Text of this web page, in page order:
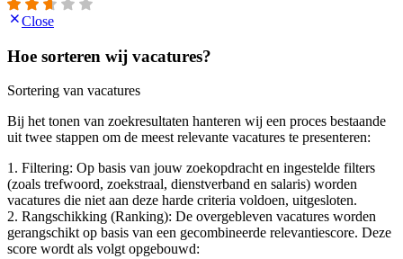
Close
Hoe sorteren wij vacatures?
Sortering van vacatures
Bij het tonen van zoekresultaten hanteren wij een proces bestaande
uit twee stappen om de meest relevante vacatures te presenteren:
1. Filtering: Op basis van jouw zoekopdracht en ingestelde filters
(zoals trefwoord, zoekstraal, dienstverband en salaris) worden
vacatures die niet aan deze harde criteria voldoen, uitgesloten.
2. Rangschikking (Ranking): De overgebleven vacatures worden
gerangschikt op basis van een gecombineerde relevantiescore. Deze
score wordt als volgt opgebouwd: